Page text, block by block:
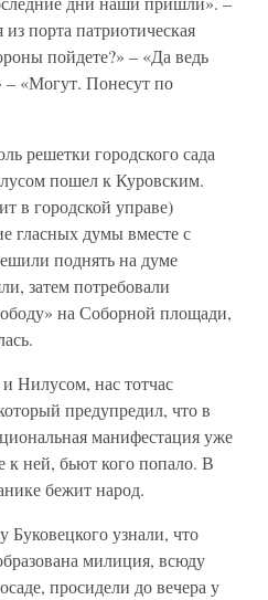
порта патриотическая
пойдете?» – «Да ведь
– «Могут. Понесут по
решетки городского сада
пошел к Куровским.
в городской управе)
гласных думы вместе с
поднять на думе
затем потребовали
на Соборной площади,
Нилусом, нас тотчас
предупредил, что в
манифестация уже
к ней, бьют кого попало. В
бежит народ.
Буковецкого узнали, что
милиция, всюду
просидели до вечера у